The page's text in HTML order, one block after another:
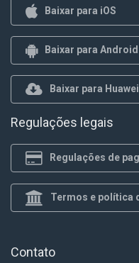
Baixar para iOS
Baixar para Android
Baixar para Huawei
Regulações legais
Contato